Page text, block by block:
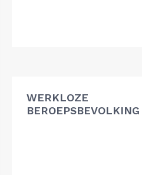
WERKLOZE
BEROEPSBEVOLKING